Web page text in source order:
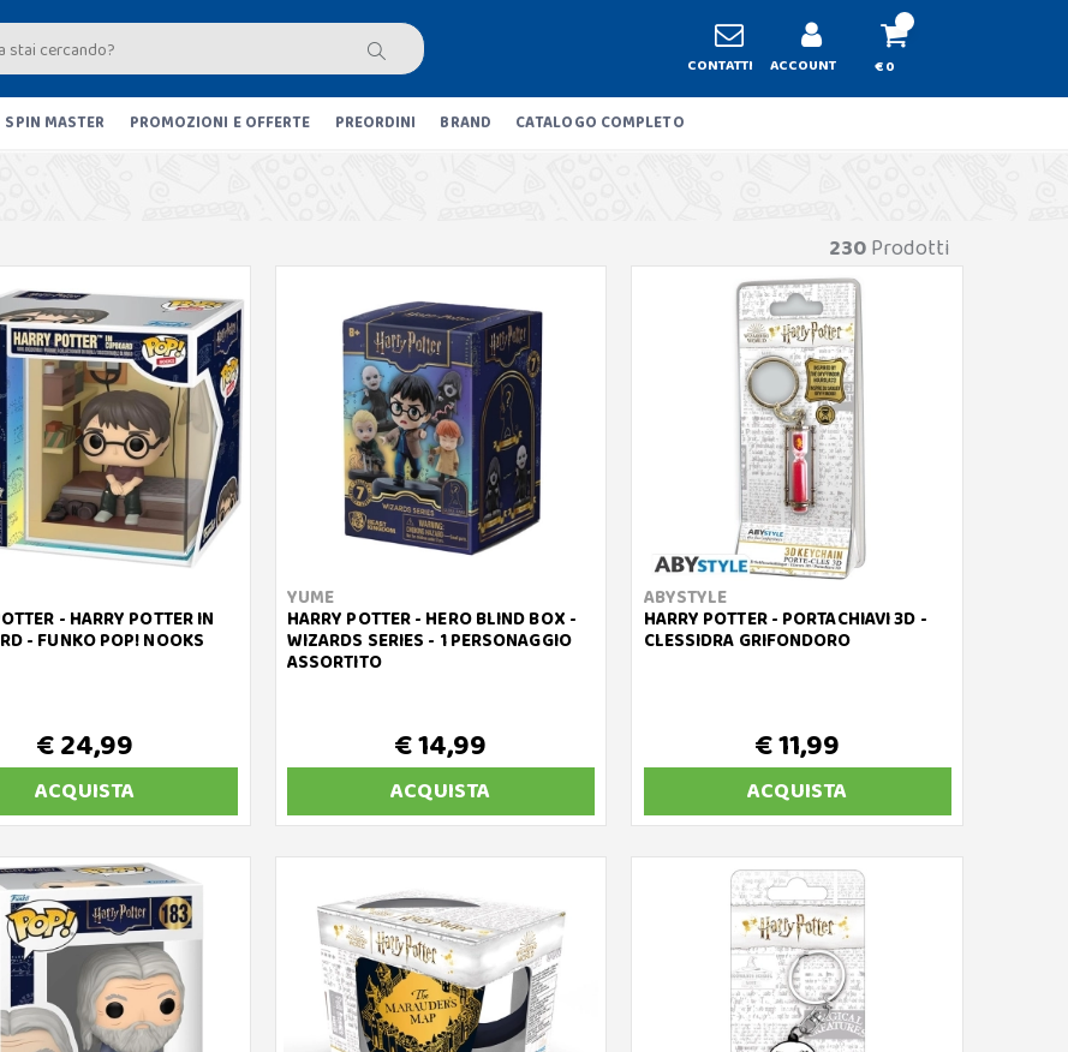
CONTATTI ACCOUNT € 0
SPIN MASTER PROMOZIONI E OFFERTE PREORDINI BRAND CATALOGO COMPLETO
230Prodotti
- HARRY POTTER IN
- FUNKO POP! NOOKS
€ 24,99
ACQUISTA
YUME
HARRY POTTER - HERO BLIND BOX -
WIZARDS SERIES - 1 PERSONAGGIO
ASSORTITO
€ 14,99
ACQUISTA
ABYSTYLE
HARRY POTTER - PORTACHIAVI 3D -
CLESSIDRA GRIFONDORO
€ 11,99
ACQUISTA